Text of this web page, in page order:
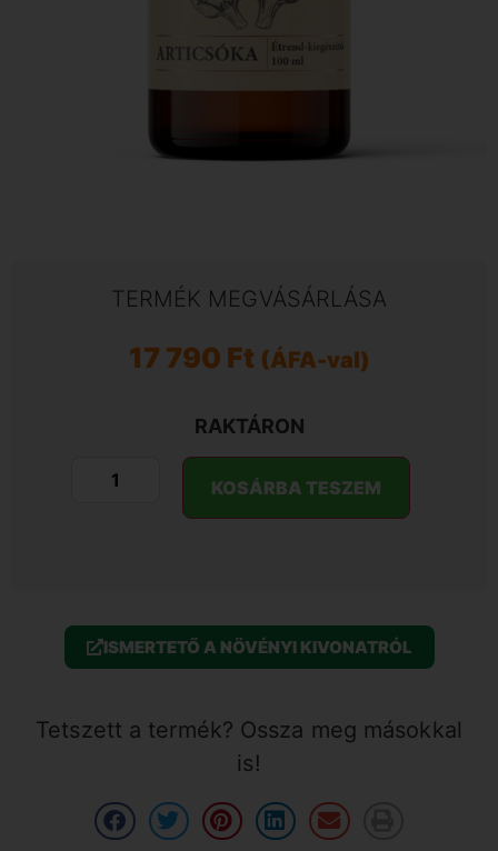
TERMÉK MEGVÁSÁRLÁSA
17 790 Ft (ÁFA-val)
RAKTÁRON
KOSÁRBA TESZEM
ISMERTETŐ A NÖVÉNYI KIVONATRÓL
Tetszett a termék? Ossza meg másokkal
is!